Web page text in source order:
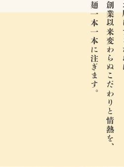
お
創業以来変わらぬこだわりと情熱を、
麺一本一本に注ぎます。